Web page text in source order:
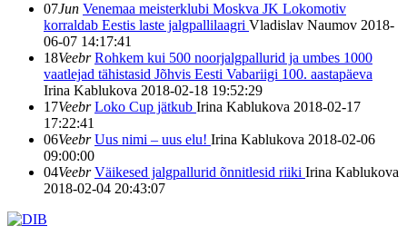
07Jun Venemaa meisterklubi Moskva JK Lokomotiv
korraldab Eestis laste jalgpallilaagri Vladislav Naumov 2018-
06-07 14:17:41
18Veebr Rohkem kui 500 noorjalgpallurid ja umbes 1000
vaatlejad tähistasid Jõhvis Eesti Vabariigi 100. aastapäeva
Irina Kablukova 2018-02-18 19:52:29
17Veebr Loko Cup jätkub Irina Kablukova 2018-02-17
17:22:41
06Veebr Uus nimi – uus elu! Irina Kablukova 2018-02-06
09:00:00
04Veebr Väikesed jalgpallurid õnnitlesid riiki Irina Kablukova
2018-02-04 20:43:07